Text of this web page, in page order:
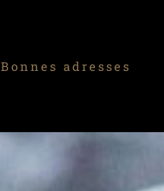
Bonnes adresses